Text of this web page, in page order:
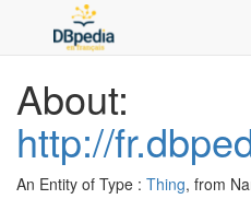
About:
http://
An Entity of Type : Thing, from